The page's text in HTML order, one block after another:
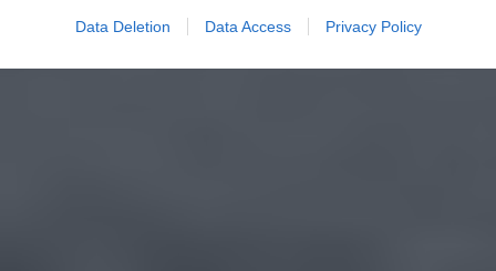
Data Deletion Data Access Privacy Policy